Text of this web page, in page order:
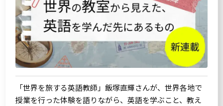
「世界を旅する英語教師」飯塚直輝さんが、世界各地で
授業を行った体験を語りながら、英語を学ぶこと、教え